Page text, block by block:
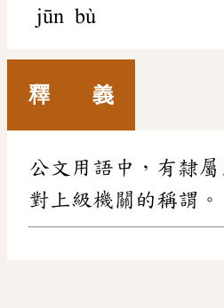
jūn bù
釋 義
公文用語中，有隸
對上級機關的稱謂。